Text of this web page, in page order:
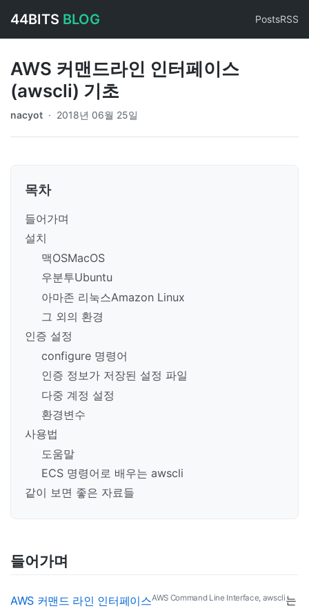
44BITS BLOG PostsRSS
AWS 커맨드라인 인터페이스
(awscli) 기초
nacyot · 2018년 06월 25일
목차
들어가며
설치
맥OSMacOS
우분투Ubuntu
아마존 리눅스Amazon Linux
그 외의 환경
인증 설정
configure 명령어
인증 정보가 저장된 설정 파일
다중 계정 설정
환경변수
사용법
도움말
ECS 명령어로 배우는 awscli
같이 보면 좋은 자료들
들어가며
AWS 커맨드 라인 인터페이스AWS Command Line Interface, awscli는